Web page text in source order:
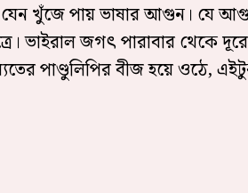
যেন খুঁজে পায় ভাষার আগুন। যে
ভাইরাল জগৎ পারাবার থেকে
পাণ্ডুলিপির বীজ হয়ে ওঠে,